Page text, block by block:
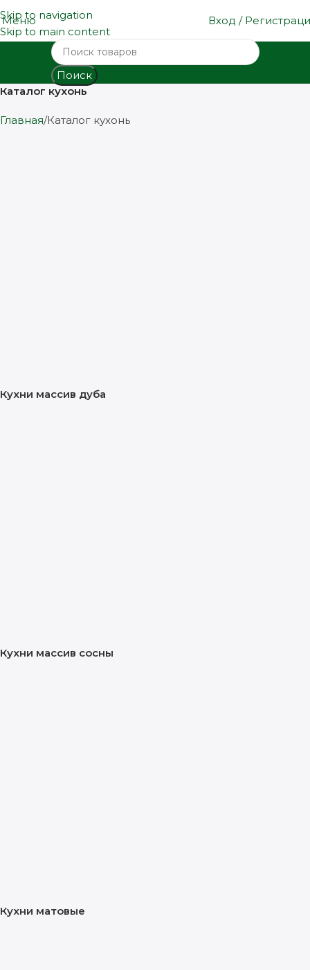
Skip to navigation
Skip to main content
Меню Вход /
Поиск
Каталог кухонь
Главная Каталог кухонь
Кухни массив дуба
Кухни массив сосны
Кухни матовые